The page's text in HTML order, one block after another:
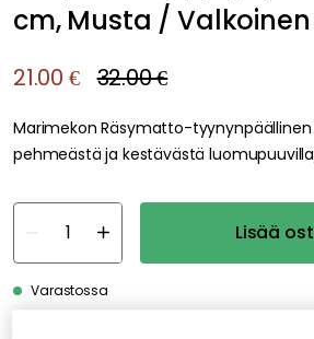
cm, Musta / Valkoinen
21.00 € 32.00 €
Marimekon Räsymatto-
pehmeästä ja kestävästä
Lisää
Varastossa